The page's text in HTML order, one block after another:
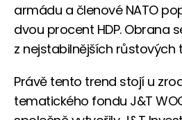
armádu a členové NATO
dvou procent HDP. Obrana
z nejstabilnějších růstových
Právě tento trend stojí u
tematického fondu J&T